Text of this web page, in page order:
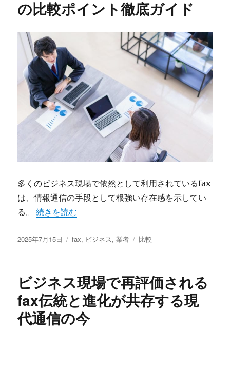
の比較ポイント徹底ガイド
多くのビジネス現場で依然として利用されているfax
は、情報通信の手段として根強い存在感を示してい
る。“faxの進化と現場導入成功への比較ポイント徹底ガ
続きを読む
投
2025年7月15日
カ
ー
fax, ビジネス,業者
タ
比較
ビジネス現場で再評価される
fax伝統と進化が共存する現
代通信の今